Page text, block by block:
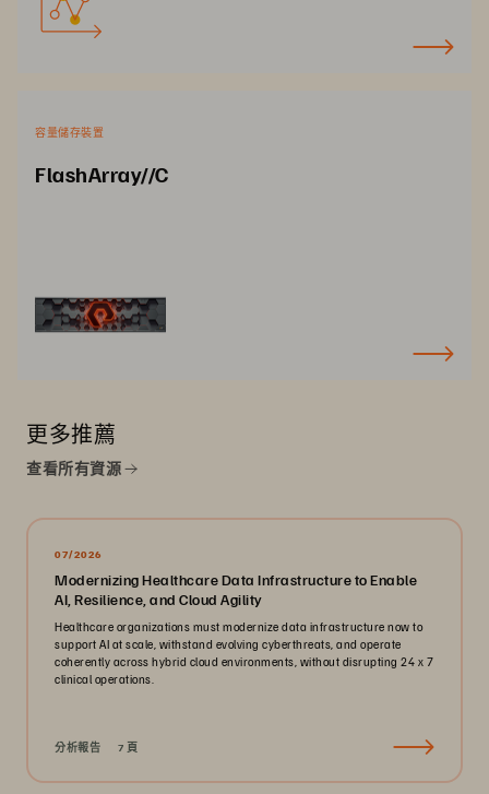
容量儲存裝置
FlashArray//C
更多推薦
查看所有資源
07/2026
Modernizing Healthcare Data Infrastructure to Enable
AI, Resilience, and Cloud Agility
Healthcare organizations must modernize data infrastructure now to
support AI at scale, withstand evolving cyberthreats, and operate
coherently across hybrid cloud environments, without disrupting 24 x 7
clinical operations.
分析報告 7 頁